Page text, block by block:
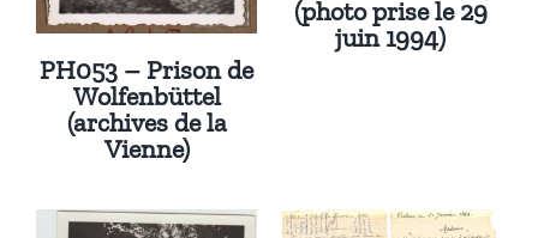
PH053 – Prison de
Wolfenbüttel
(archives de la
Vienne)
(photo prise le 29
juin 1994)